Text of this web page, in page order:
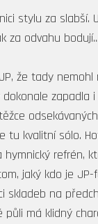
stylu za
za odvahu bodují...
že tady
zapadla
kvalitní sólo.
refrén,
jaký kdo je
skladeb na
má klidný